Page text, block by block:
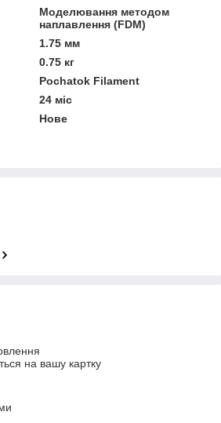
Моделювання методом
наплавлення (FDM)
1.75 мм
0.75 кг
Pochatok Filament
24 міс
Нове
на вашу картку